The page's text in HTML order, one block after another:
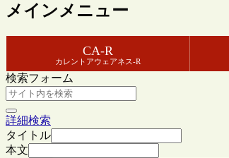
メインメニュー
CA-R
カレントアウェアネス-R
検索フォーム
詳細検索
タイトル
本文